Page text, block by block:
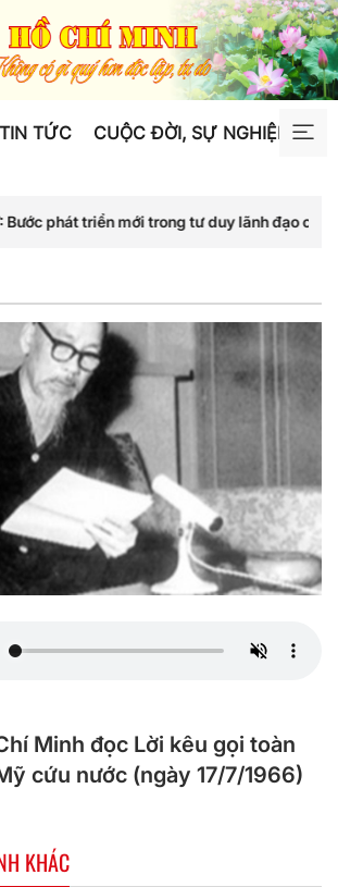
TIN TỨC CUỘC ĐỜI, SỰ NGHIỆP TƯ
trong tư duy lãnh đạo của Đảng
Minh đọc Lời kêu gọi toàn
cứu nước (ngày 17/7/1966)
KHÁC